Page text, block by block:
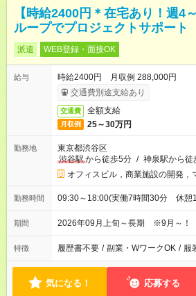
【時給2400円＊在宅あり！週4
ループでプロジェクトサポート
派遣 WEB登録・面接OK
給与
時給2400円 月収例 288,000円
交通費別途支給あり
交通費 全額支給
月収例 25～30万円
勤務地
東京都渋谷区
渋谷駅から徒歩5分 / 神泉駅から徒
オフィスビル，商業施設の開発，
勤務時間 09:30～18:00(実働7時間30分 休憩
期間 2026年09月上旬～長期 ※9月～！
特徴 履歴書不要 / 副業・WワークOK / 服
気になる！ 応募する